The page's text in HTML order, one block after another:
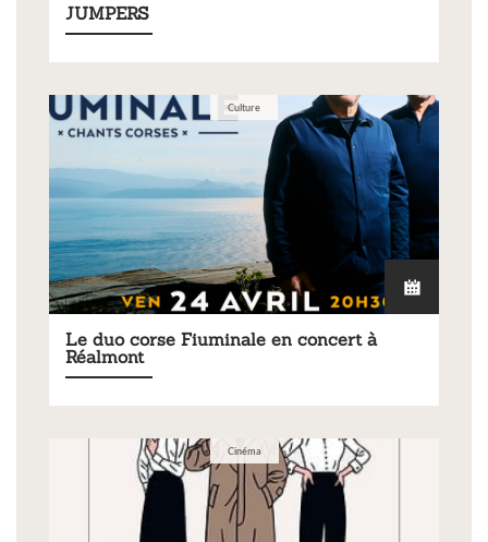
JUMPERS
Culture
Le duo corse Fiuminale en concert à
Réalmont
Cinéma